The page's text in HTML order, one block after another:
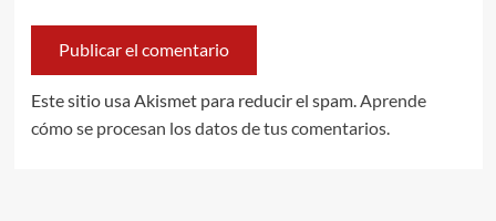
Este sitio usa Akismet para reducir el spam. Aprende
cómo se procesan los datos de tus comentarios.